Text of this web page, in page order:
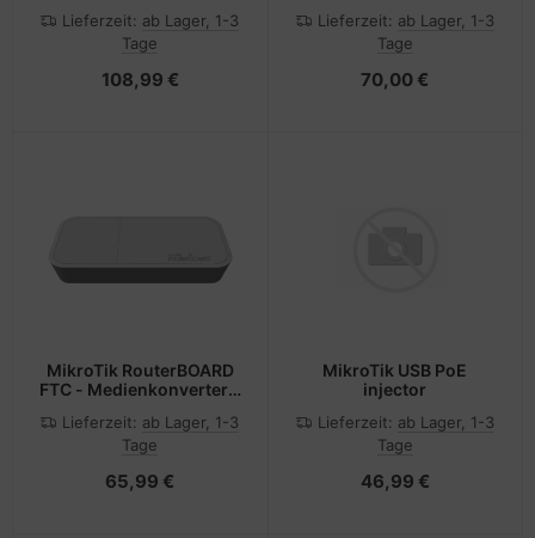
SFP28 Konverter
Lieferzeit: ab Lager, 1-3
Tage
108,99 €
1000Base-T - RJ-45 /
SFP (mini-GBIC)
Lieferzeit: ab Lager, 1-3
Tage
70,00 €
MikroTik RouterBOARD
FTC - Medienkonverter -
100Base-TX, 1000Base-
T, 1000Base-X - RJ-45 /
Lieferzeit: ab Lager, 1-3
Tage
65,99 €
MikroTik USB PoE
injector
Lieferzeit: ab Lager, 1-3
Tage
46,99 €